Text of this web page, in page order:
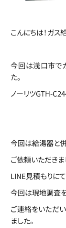
こんにちは！ガ
今回は浅口市で
た。
ノーリツGTH-
今回は給湯器と
ご依頼いただきま
LINE見積もりに
今回は現地調査
ご連絡をいただ
ました。